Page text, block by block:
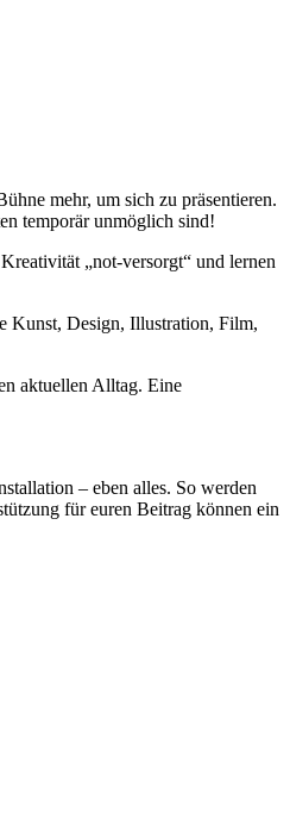
mehr, um sich zu präsentieren.
temporär unmöglich sind!
„not-versorgt“ und lernen
Kunst, Design, Illustration, Film,
aktuellen Alltag. Eine
– eben alles. So werden
für euren Beitrag können ein